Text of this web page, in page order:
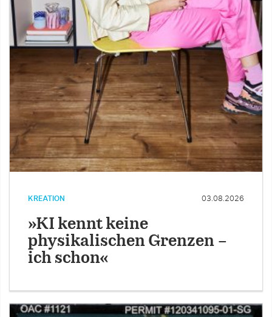
KREATION 03.08.2026
»KI kennt keine
physikalischen Grenzen –
ich schon«